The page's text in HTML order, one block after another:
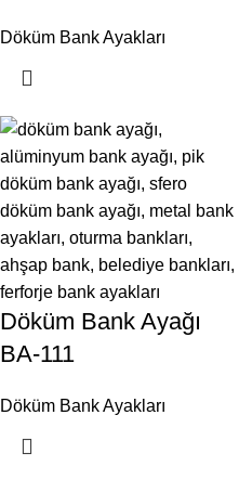
Döküm Bank Ayakları
Döküm Bank Ayağı
BA-111
Döküm Bank Ayakları